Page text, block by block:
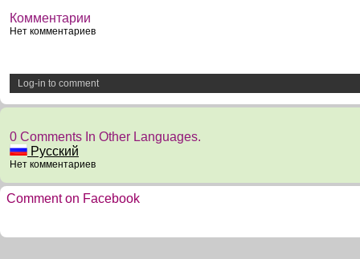
Комментарии
Нет комментариев
Log-in to comment
0 Comments In Other Languages.
Русский
Нет комментариев
Comment on Facebook